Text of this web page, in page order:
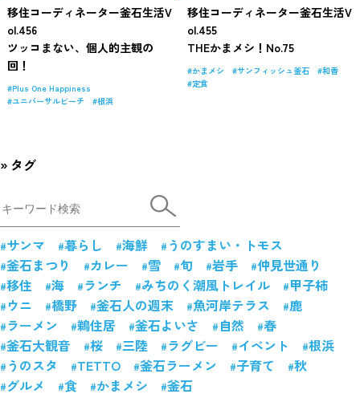
移住コーディネーター釜石生活V
ol.456
ツッコまない、個人的主観の
回！
Plus One Happiness
ユニバーサルビーチ
根浜
移住コーディネーター釜石生活V
ol.455
THEかまメシ！No.75
かまメシ サンフィッシュ釜石
和香
定食
タグ
サンマ 暮らし 海鮮
うのすまい・トモス
釜石まつり
カレー 雪 旬 岩手
仲見世通り
移住
海 ランチ みちのく潮風トレイル
甲子柿
ウニ
橋野 釜石人の週末 魚河岸テラス
鹿
ラーメン
鵜住居 釜石よいさ 自然
春
釜石大観音
桜 三陸 ラグビー イベント
根浜
うのスタ
TETTO 釜石ラーメン 子育て
秋
グルメ
食 かまメシ 釜石